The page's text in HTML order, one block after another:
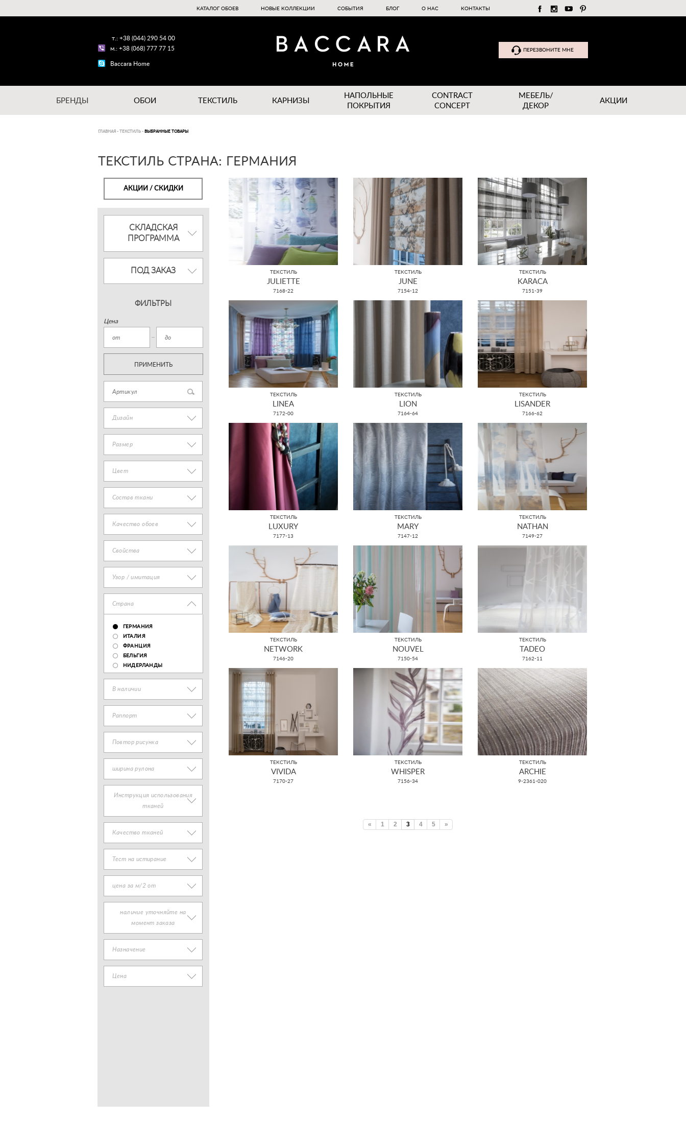
КАТАЛОГ ОБОЕВ НОВЫЕ КОЛЛЕКЦИИ СОБЫТИЯ БЛОГ О НАС КОНТАКТЫ
т.: +38 (044) 290 54 00
м.: +38 (068) 777 77 15
Baccara Home
ПЕРЕЗВОНИТЕ МНЕ
БРЕНДЫ ОБОИ ТЕКСТИЛЬ КАРНИЗЫ
НАПОЛЬНЫЕ
ПОКРЫТИЯ
CONTRACT
CONCEPT
МЕБЕЛЬ/
ДЕКОР
АКЦИИ
ГЛАВНАЯ - ТЕКСТИЛЬ - ВЫБРАННЫЕ ТОВАРЫ
ТЕКСТИЛЬ СТРАНА: ГЕРМАНИЯ
АКЦИИ / СКИДКИ
СКЛАДСКАЯ
ПРОГРАММА
ПОД ЗАКАЗ
ФИЛЬТРЫ
Цена
ПРИМЕНИТЬ
Дизайн
Размер
Цвет
Состав ткани
Качество обоев
Свойства
Узор / имитация
Страна
ГЕРМАНИЯ
ИТАЛИЯ
ФРАНЦИЯ
БЕЛЬГИЯ
НИДЕРЛАНДЫ
В наличии
Раппорт
Повтор рисунка
ширина рулона
Инструкция использования
тканей
Качество тканей
Тест на истирание
цена за м/2 от
наличие уточняйте на
момент заказа
Назначение
Цена
ТЕКСТИЛЬ
JULIETTE
7168-22
ТЕКСТИЛЬ
JUNE
7154-12
ТЕКСТИЛЬ
KARACA
7151-39
ТЕКСТИЛЬ
LINEA
7172-00
ТЕКСТИЛЬ
LION
7164-64
ТЕКСТИЛЬ
LISANDER
7166-62
ТЕКСТИЛЬ
LUXURY
7177-13
ТЕКСТИЛЬ
MARY
7147-12
ТЕКСТИЛЬ
NATHAN
7149-27
ТЕКСТИЛЬ
NETWORK
7146-20
ТЕКСТИЛЬ
NOUVEL
7150-54
ТЕКСТИЛЬ
TADEO
7162-11
ТЕКСТИЛЬ
VIVIDA
7170-27
ТЕКСТИЛЬ
WHISPER
7156-34
ТЕКСТИЛЬ
ARCHIE
9-2361-020
« 1 2 3 4 5 »